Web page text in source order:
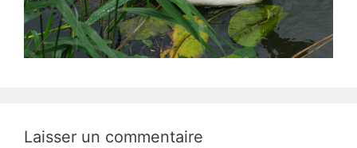
Laisser un commentaire